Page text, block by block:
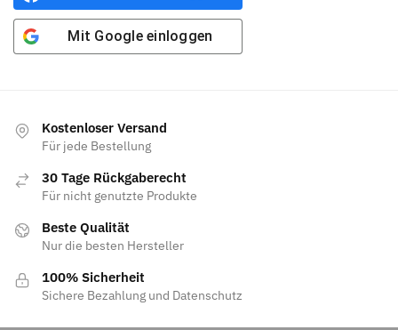
Mit Googleeinloggen
Kostenloser Versand
Für jede Bestellung
30 Tage Rückgaberecht
Für nicht genutzte Produkte
Beste Qualität
Nur die besten Hersteller
100% Sicherheit
Sichere Bezahlung und Datenschutz